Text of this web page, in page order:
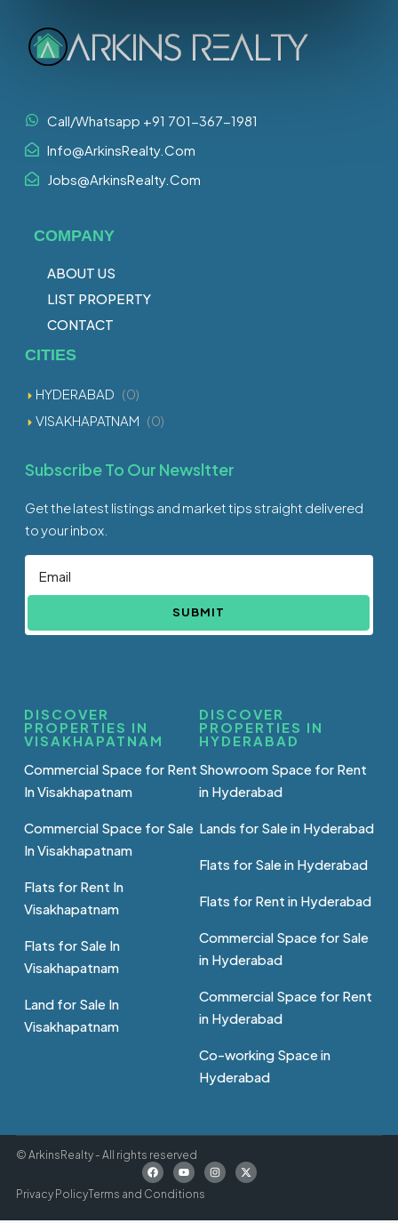
Call/Whatsapp +91 701-367-1981
Info@ArkinsRealty.Com
Jobs@ArkinsRealty.Com
COMPANY
ABOUT US
LIST PROPERTY
CONTACT
CITIES
HYDERABAD (0)
VISAKHAPATNAM (0)
Subscribe To Our Newsltter
Get the latest listings and market tips straight delivered
to your inbox.
SUBMIT
DISCOVER
PROPERTIES IN
VISAKHAPATNAM
Commercial Space for Rent
In Visakhapatnam
Commercial Space for Sale
In Visakhapatnam
Flats for Rent In
Visakhapatnam
Flats for Sale In
Visakhapatnam
Land for Sale In
Visakhapatnam
DISCOVER
PROPERTIES IN
HYDERABAD
Showroom Space for Rent
in Hyderabad
Lands for Sale in Hyderabad
Flats for Sale in Hyderabad
Flats for Rent in Hyderabad
Commercial Space for Sale
in Hyderabad
Commercial Space for Rent
in Hyderabad
Co-working Space in
Hyderabad
© ArkinsRealty - All rights reserved
Privacy PolicyTerms and Conditions